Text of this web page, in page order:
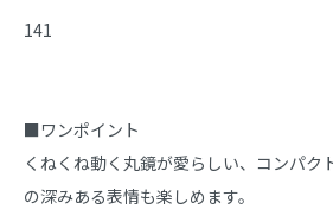
141
■ワンポイント
くねくね動く丸鏡が愛らしい、コンパク
の深みある表情も楽しめます。